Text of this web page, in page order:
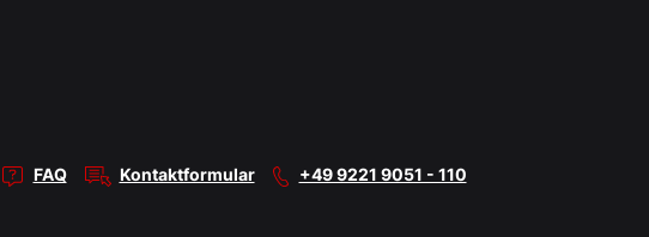
FAQ Kontaktformular +49 9221 9051 - 110